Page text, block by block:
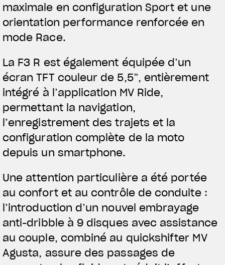
maximale en configuration Sport et une
orientation performance renforcée en
mode Race.
La F3 R est également équipée d’un
écran TFT couleur de 5,5”, entièrement
intégré à l’application MV Ride,
permettant la navigation,
l’enregistrement des trajets et la
configuration complète de la moto
depuis un smartphone.
Une attention particulière a été portée
au confort et au contrôle de conduite :
l’introduction d’un nouvel embrayage
anti-dribble à 9 disques avec assistance
au couple, combiné au quickshifter MV
Agusta, assure des passages de